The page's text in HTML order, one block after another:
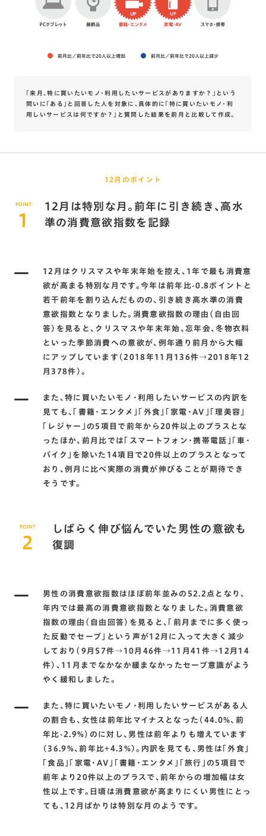
前月比／前年比で20人以上増加 前月比／前年比で20人以上減少
「来月、特に買いたいモノ・利用したいサービスがありますか？」という
問いに「ある」と回答した人を対象に、具体的に「特に買いたいモノ・利
用しいサービスは何ですか？」と質問した結果を前月と比較して作成。
12月のポイント
POINT
1
12月は特別な月。前年に引き続き、高水
準の消費意欲指数を記録
12月はクリスマスや年末年始を控え、1年で最も消費意
欲が高まる特別な月です。今年は前年比-0.8ポイントと
若干前年を割り込んだものの、引き続き高水準の消費
意欲指数となりました。消費意欲指数の理由（自由回
答）を見ると、クリスマスや年末年始、忘年会、冬物衣料
といった季節消費への意欲が、例年通り前月から大幅
にアップしています(2018年11月136件→2018年12
月378件)。
また、特に買いたいモノ・利用したいサービスの内訳を
見ても、「書籍・エンタメ」「外食」「家電・AV」「理美容」
「レジャー」の5項目で前年から20件以上のプラスとな
ったほか、前月比では「スマートフォン・携帯電話」「車・
バイク」を除いた14項目で20件以上のプラスとなって
おり、例月に比べ実際の消費が伸びることが期待でき
そうです。
POINT
2
しばらく伸び悩んでいた男性の意欲も
復調
男性の消費意欲指数はほぼ前年並みの52.2点となり、
年内では最高の消費意欲指数となりました。消費意欲
指数の理由（自由回答）を見ると、「前月までに多く使っ
た反動でセーブ」という声が12月に入って大きく減少
しており（9月57件→10月46件→11月41件→12月14
件）、11月までなかなか緩まなかったセーブ意識がよう
やく緩和しました。
また、特に買いたいモノ・利用したいサービスがある人
の割合も、女性は前年比マイナスとなった(44.0%、前
年比-2.9%)のに対し、男性は前年よりも増えています
(36.9%、前年比+4.3%)。内訳を見ても、男性は「外食」
「食品」「家電・AV」「書籍・エンタメ」「旅行」の5項目で
前年より20件以上のプラスで、前年からの増加幅は女
性以上です。日頃は消費意欲が高まりにくい男性にとっ
ても、12月ばかりは特別な月のようです。